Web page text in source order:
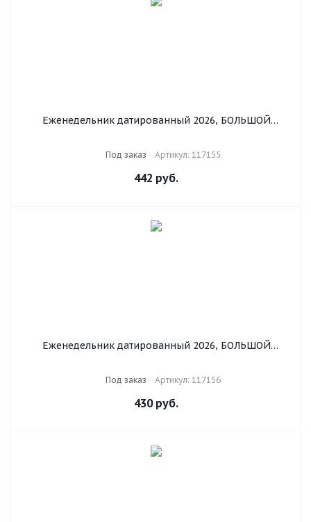
Еженедельник датированный 2026, БОЛЬШОЙ
Под заказ Артикул: 117155
442 руб.
Еженедельник датированный 2026, БОЛЬШОЙ
кожу, коричневый, 117156
Под заказ Артикул: 117156
430руб.